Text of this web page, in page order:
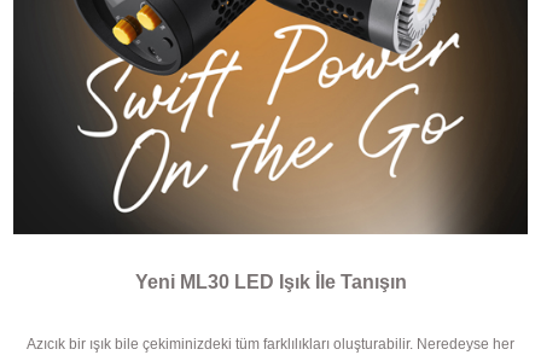
Yeni ML30 LED Işık İle Tanışın
Azıcık bir ışık bile çekiminizdeki tüm farklılıkları oluşturabilir. Neredeyse her